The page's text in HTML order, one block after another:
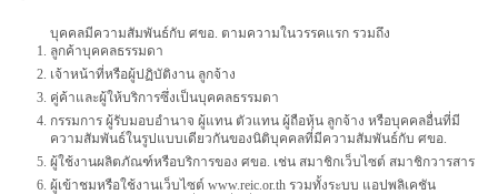
บุคคลมีความสัมพันธ์กับ ศขอ. ตามความในวรรคแรก รวมถึง
ลูกค้าบุคคลธรรมดา
เจ้าหน้าที่หรือผู้ปฏิบัติงาน ลูกจ้าง
คู่ค้าและผู้ให้บริการซึ่งเป็นบุคคลธรรมดา
กรรมการ ผู้รับมอบอำนาจ ผู้แทน ตัวแทน ผู้ถือหุ้น ลูกจ้าง หรือบุคคลอื่นที่มี
ความสัมพันธ์ในรูปแบบเดียวกันของนิติบุคคลที่มีความสัมพันธ์กับ ศขอ.
ผู้ใช้งานผลิตภัณฑ์หรือบริการของ ศขอ. เช่น สมาชิกเว็บไซต์ สมาชิกวารสาร
ผู้เข้าชมหรือใช้งานเว็บไซต์ www.reic.or.th รวมทั้งระบบ แอปพลิเคชัน